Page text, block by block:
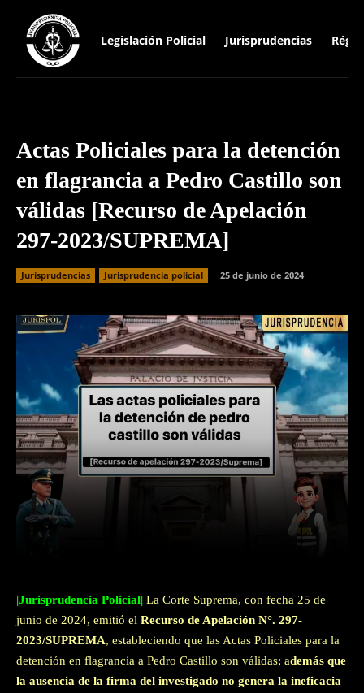
Legislación Policial Jurisprudencias
Actas Policiales para la detención
en flagrancia a Pedro Castillo son
válidas [Recurso de Apelación
297-2023/SUPREMA]
Jurisprudencias Jurisprudencia policial 25 de junio de 2024
WhatsApp
|Jurisprudencia Policial| La Corte Suprema, con fecha 25 de
junio de 2024, emitió el Recurso de Apelación N°. 297-
2023/SUPREMA, estableciendo que las Actas Policiales para la
detención en flagrancia a Pedro Castillo son válidas; además que
la ausencia de la firma del investigado no genera la ineficacia